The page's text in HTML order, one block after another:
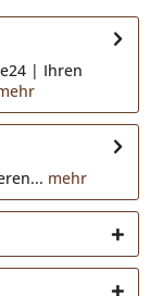
| Ihren
mehr